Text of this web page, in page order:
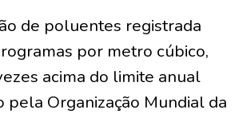
de poluentes registrada
por metro cúbico,
acima do limite anual
pela Organização Mundial da